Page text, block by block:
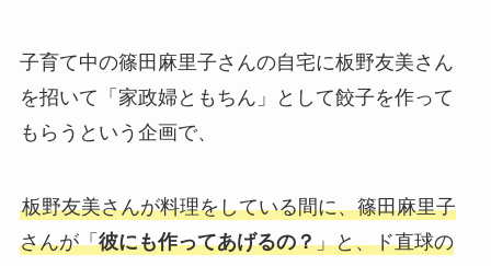
子育て中の篠田麻里子さんの自宅に板野友美さん
を招いて「家政婦ともちん」として餃子を作って
もらうという企画で、
板野友美さんが料理をしている間に、篠田麻里子
さんが「彼にも作ってあげるの？」と、ド直球の